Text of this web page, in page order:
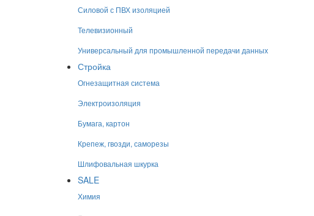
Силовой с ПВХ изоляцией
Телевизионный
Универсальный для промышленной передачи данных
Стройка
Огнезащитная система
Электроизоляция
Бумага, картон
Крепеж, гвозди, саморезы
Шлифовальная шкурка
SALE
Химия